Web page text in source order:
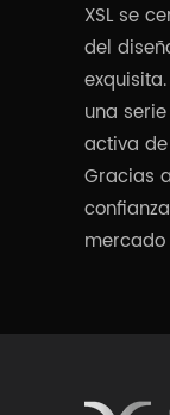
XSL se
del
una
activa
Gracias
mercado